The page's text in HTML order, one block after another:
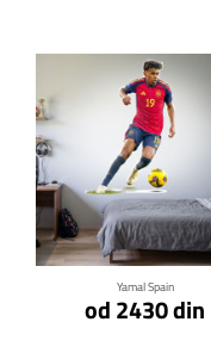
Yamal Spain
od 2430 din
Klikni za detalje